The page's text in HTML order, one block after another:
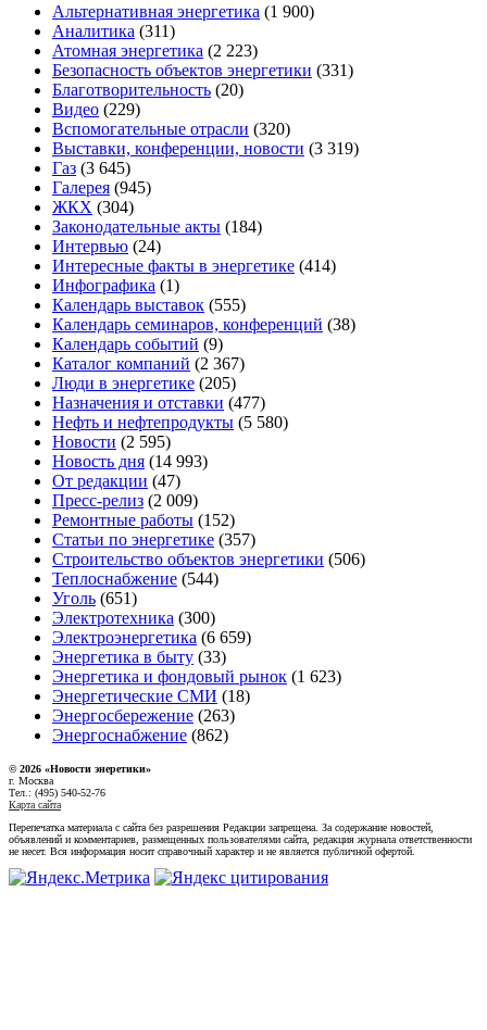
Альтернативная энергетика (1 900)
Аналитика (311)
Атомная энергетика (2 223)
Безопасность объектов энергетики (331)
Благотворительность (20)
Видео (229)
Вспомогательные отрасли (320)
Выставки, конференции, новости (3 319)
Газ (3 645)
Галерея (945)
ЖКХ (304)
Законодательные акты (184)
Интервью (24)
Интересные факты в энергетике (414)
Инфографика (1)
Календарь выставок (555)
Календарь семинаров, конференций (38)
Календарь событий (9)
Каталог компаний (2 367)
Люди в энергетике (205)
Назначения и отставки (477)
Нефть и нефтепродукты (5 580)
Новости (2 595)
Новость дня (14 993)
От редакции (47)
Пресс-релиз (2 009)
Ремонтные работы (152)
Статьи по энергетике (357)
Строительство объектов энергетики (506)
Теплоснабжение (544)
Уголь (651)
Электротехника (300)
Электроэнергетика (6 659)
Энергетика в быту (33)
Энергетика и фондовый рынок (1 623)
Энергетические СМИ (18)
Энергосбережение (263)
Энергоснабжение (862)
© 2026 «Новости энеретики»
г. Москва
Тел.: (495) 540-52-76
Карта сайта
Перепечатка материала с сайта без разрешения Редакции запрещена. За содержание новостей,
объявлений и комментариев, размещенных пользователями сайта, редакция журнала ответственности
не несет. Вся информация носит справочный характер и не является публичной офертой.